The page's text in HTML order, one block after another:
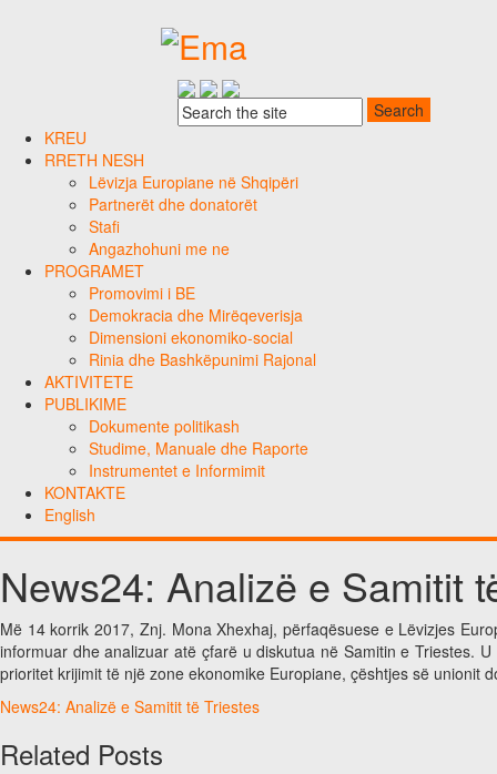
KREU
RRETH NESH
Lëvizja Europiane në Shqipëri
Partnerët dhe donatorët
Stafi
Angazhohuni me ne
PROGRAMET
Promovimi i BE
Demokracia dhe Mirëqeverisja
Dimensioni ekonomiko-social
Rinia dhe Bashkëpunimi Rajonal
AKTIVITETE
PUBLIKIME
Dokumente politikash
Studime, Manuale dhe Raporte
Instrumentet e Informimit
KONTAKTE
English
News24: Analizë e Samitit
Më 14 korrik 2017, Znj. Mona Xhexhaj, përfaqësuese e Lëvizjes
informuar dhe analizuar atë çfarë u diskutua në Samitin e Triestes.
prioritet krijimit të një zone ekonomike Europiane, çështjes së unionit
News24: Analizë e Samitit të Triestes
Related Posts